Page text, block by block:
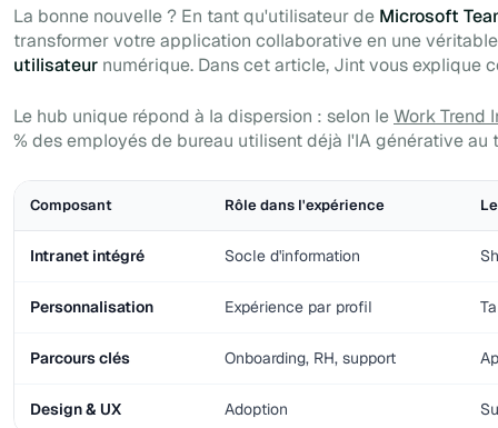
La bonne nouvelle ? En tant qu'utilisateur de Microsoft
transformer votre application collaborative en une
utilisateur numérique. Dans cet article, Jint vous explique
Le hub unique répond à la dispersion : selon leWork Trend
% des employés de bureau utilisent déjà l'IA générative au
Composant Rôle dans l'expérience
Intranet intégré Socle d'information
Personnalisation Expérience par profil
Parcours clés Onboarding, RH, support
Design & UX Adoption